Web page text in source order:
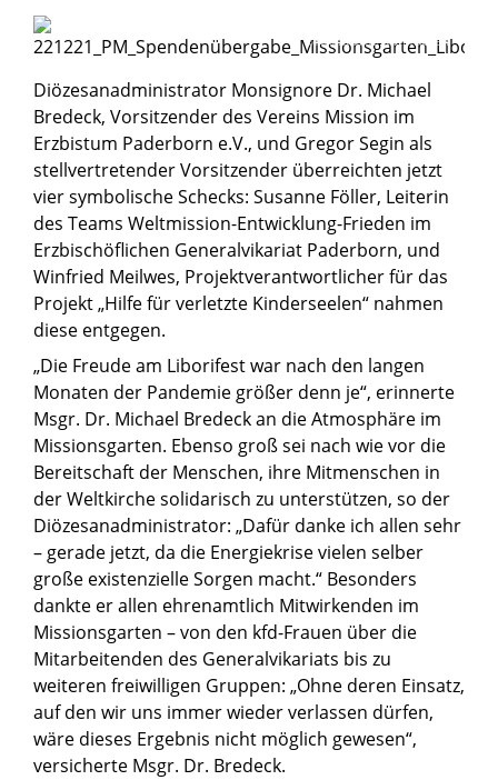
© Maria Aßhauer/Erzbistum Paderborn
Diözesanadministrator Monsignore Dr. Michael
Bredeck, Vorsitzender des Vereins Mission im
Erzbistum Paderborn e.V., und Gregor Segin als
stellvertretender Vorsitzender überreichten jetzt
vier symbolische Schecks: Susanne Föller, Leiterin
des Teams Weltmission-Entwicklung-Frieden im
Erzbischöflichen Generalvikariat Paderborn, und
Winfried Meilwes, Projektverantwortlicher für das
Projekt „Hilfe für verletzte Kinderseelen“ nahmen
diese entgegen.
„Die Freude am Liborifest war nach den langen
Monaten der Pandemie größer denn je“, erinnerte
Msgr. Dr. Michael Bredeck an die Atmosphäre im
Missionsgarten. Ebenso groß sei nach wie vor die
Bereitschaft der Menschen, ihre Mitmenschen in
der Weltkirche solidarisch zu unterstützen, so der
Diözesanadministrator: „Dafür danke ich allen sehr
– gerade jetzt, da die Energiekrise vielen selber
große existenzielle Sorgen macht.“ Besonders
dankte er allen ehrenamtlich Mitwirkenden im
Missionsgarten – von den kfd-Frauen über die
Mitarbeitenden des Generalvikariats bis zu
weiteren freiwilligen Gruppen: „Ohne deren Einsatz,
auf den wir uns immer wieder verlassen dürfen,
wäre dieses Ergebnis nicht möglich gewesen“,
versicherte Msgr. Dr. Bredeck.